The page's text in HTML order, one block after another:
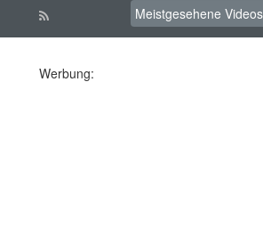
Meistgesehene Videos
Werbung: